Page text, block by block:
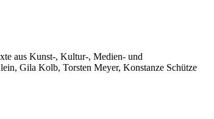
aus Kunst-, Kultur-, Medien- und
Gila Kolb, Torsten Meyer, Konstanze Schütze